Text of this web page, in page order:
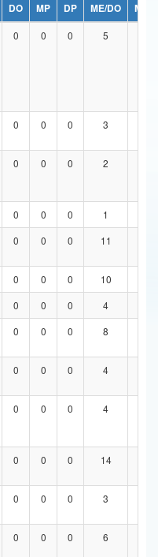
Comunicações
DO MP DP ME/DO
MP/
0 0 0 5
0 0 0 3
0 0 0 2
0 0 0 1
0 0 0 11
0 0 0 10
0 0 0 4
0 0 0 8
0 0 0 4
0 0 0 4
0 0 0 14
0 0 0 3
0 0 0 6